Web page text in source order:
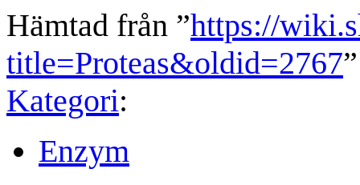
Hämtad från ”https://
title=Proteas&oldid=2767”
Kategori:
Enzym